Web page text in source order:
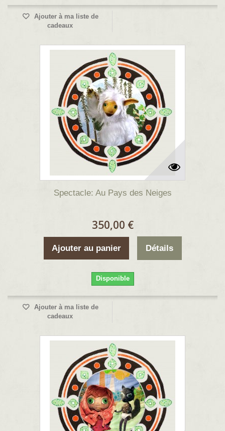
Ajouter à ma liste de
cadeaux
Spectacle: Au Pays des Neiges
350,00 €
Ajouter au panier Détails
Disponible
Ajouter à ma liste de
cadeaux